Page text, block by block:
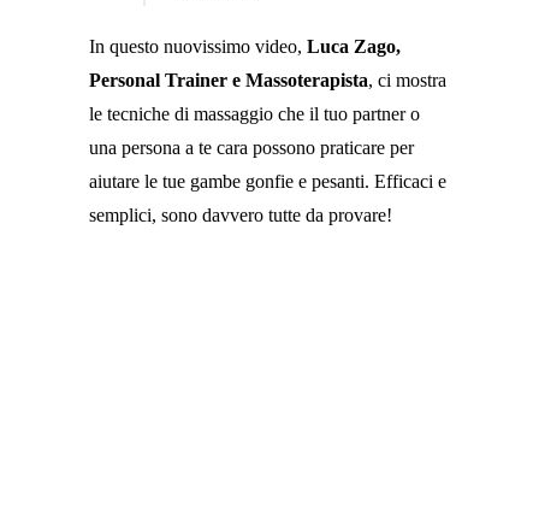
In questo nuovissimo video, Luca Zago,
Personal Trainer e Massoterapista, ci mostra
le tecniche di massaggio che il tuo partner o
una persona a te cara possono praticare per
aiutare le tue gambe gonfie e pesanti. Efficaci e
semplici, sono davvero tutte da provare!